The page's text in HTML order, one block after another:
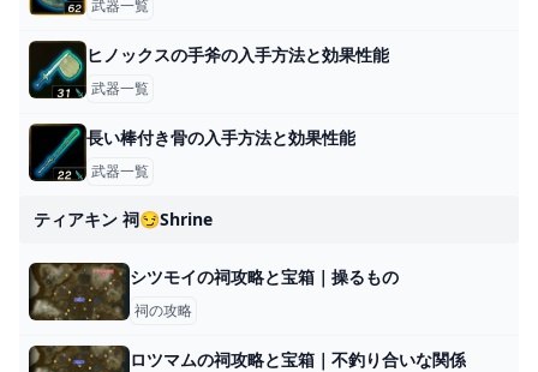
武器一覧
ヒノックスの手斧の入手方法と効果性能
武器一覧
長い棒付き骨の入手方法と効果性能
武器一覧
ティアキン 祠😏shrine
シツモイの祠攻略と宝箱｜操るもの
祠の攻略
ロツマムの祠攻略と宝箱｜不釣り合いな関係